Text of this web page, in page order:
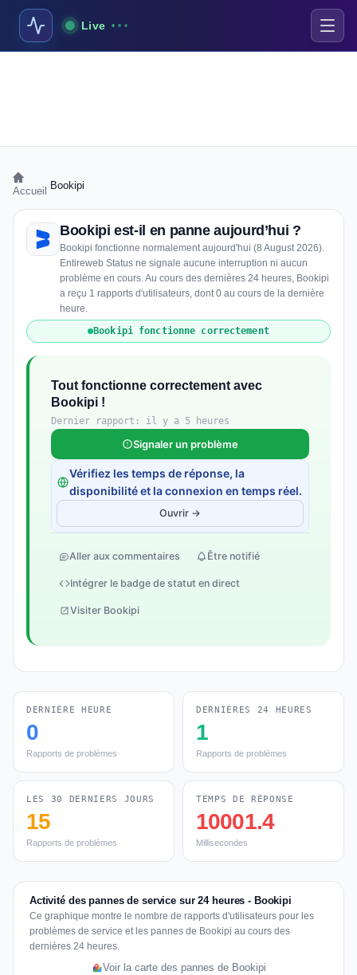
Live
Accueil Bookipi
Bookipi est-il en panne aujourd’hui ?
Bookipi fonctionne normalement aujourd'hui (8 August 2026).
Entireweb Status ne signale aucune interruption ni aucun
problème en cours. Au cours des dernières 24 heures, Bookipi
a reçu 1 rapports d'utilisateurs, dont 0 au cours de la dernière
heure.
Bookipi fonctionne correctement
Tout fonctionne correctement avec
Bookipi !
Dernier rapport: il y a 5 heures
Signaler un problème
Vérifiez les temps de réponse, la
disponibilité et la connexion en temps réel.
Ouvrir →
Aller aux commentaires Être notifié
Intégrer le badge de statut en direct
Visiter Bookipi
DERNIÈRE HEURE
0
Rapports de problèmes
DERNIÈRES 24 HEURES
1
Rapports de problèmes
LES 30 DERNIERS JOURS
15
Rapports de problèmes
TEMPS DE RÉPONSE
10001.4
Millisecondes
Activité des pannes de service sur 24 heures - Bookipi
Ce graphique montre le nombre de rapports d'utilisateurs pour les
problèmes de service et les pannes de Bookipi au cours des
dernières 24 heures.
Voir la carte des pannes de Bookipi